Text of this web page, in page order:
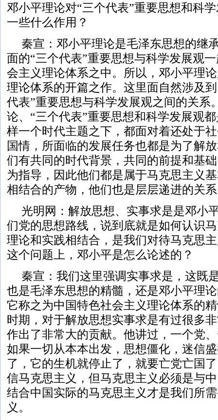
邓小平理论对“三个代表”重要思想和科
一些什么作用？
秦宣：邓小平理论是毛泽东思想的继
面的“三个代表”重要思想与科学发展观
会主义理论体系之中。所以，邓小平理
理论体系的开篇之作。这里面自然涉及
代表”重要思想与科学发展观之间的关系
论、“三个代表”重要思想和科学发展观
样一个时代主题之下，都面对着还处于
国情，所面临的发展任务也都是为了解
们有共同的时代背景，共同的前提和基
为指导，因此他们都是属于马克思主义
相结合的产物，他们也是层层递进的关
光明网：解放思想、实事求是是邓小
们党的思想路线，说到底就是如何认识
理论和实践相结合，是我们对待马克思
这个问题上，邓小平是怎么论述的？
秦宣：我们这里强调实事求是，这既
也是毛泽东思想的精髓，还是邓小平理
它称之为中国特色社会主义理论体系的
时期，对于解放思想实事求是有过很多
作出了非常大的贡献。他讲过，一个党
如果一切从本本出发，思想僵化，迷信
了，它的生机就停止了，就要亡党亡国
信马克思主义，但马克思主义必须是与
结合中国实际的马克思主义才是我们所
义。